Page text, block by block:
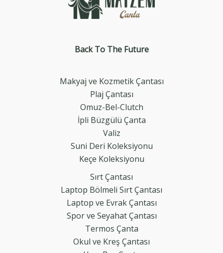
Back To The Future
Makyaj ve Kozmetik Çantası
Plaj Çantası
Omuz-Bel-Clutch
İpli Büzgülü Çanta
Valiz
Suni Deri Koleksiyonu
Keçe Koleksiyonu
Sırt Çantası
Laptop Bölmeli Sırt Çantası
Laptop ve Evrak Çantası
Spor ve Seyahat Çantası
Termos Çanta
Okul ve Kreş Çantası